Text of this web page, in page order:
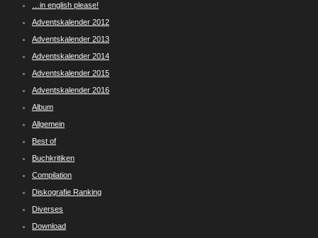
…in english please!
Adventskalender 2012
Adventskalender 2013
Adventskalender 2014
Adventskalender 2015
Adventskalender 2016
Album
Allgemein
Best of
Buchkritiken
Compilation
Diskografie Ranking
Diverses
Download